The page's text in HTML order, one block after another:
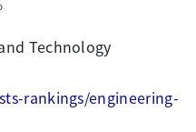
Technology
rankings/engineering-